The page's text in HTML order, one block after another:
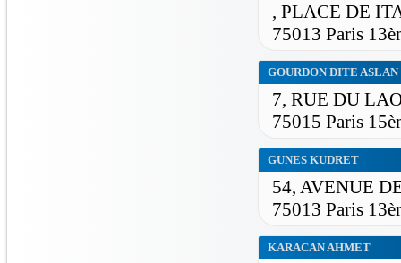
, PLACE DE
75013 Paris
GOURDON DITE
7, RUE DU
75015 Paris
GUNES KUDRET
54, AVENUE
75013 Paris
KARACAN AHMET